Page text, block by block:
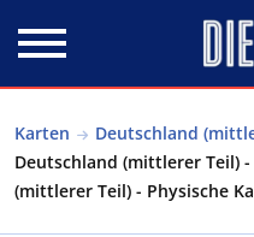
Karten Deutschland
Deutschland (mittlerer Teil)
(mittlerer Teil) - Physische